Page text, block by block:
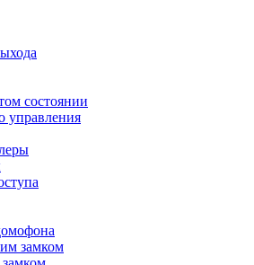
состоянии
управления
замком